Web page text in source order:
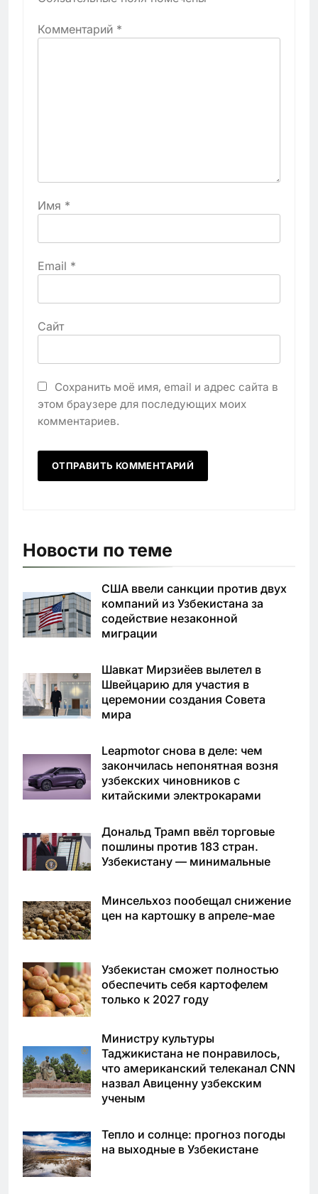
Комментарий *
Имя *
Email *
Сайт
Сохранить моё имя, email и адрес сайта в
этом браузере для последующих моих
комментариев.
Новости по теме
США ввели санкции против двух
компаний из Узбекистана за
содействие незаконной
миграции
Шавкат Мирзиёев вылетел в
Швейцарию для участия в
церемонии создания Совета
мира
Leapmotor снова в деле: чем
закончилась непонятная возня
узбекских чиновников с
китайскими электрокарами
Дональд Трамп ввёл торговые
пошлины против 183 стран.
Узбекистану — минимальные
Минсельхоз пообещал снижение
цен на картошку в апреле-мае
Узбекистан сможет полностью
обеспечить себя картофелем
только к 2027 году
Министру культуры
Таджикистана не понравилось,
что американский телеканал CNN
назвал Авиценну узбекским
ученым
Тепло и солнце: прогноз погоды
на выходные в Узбекистане